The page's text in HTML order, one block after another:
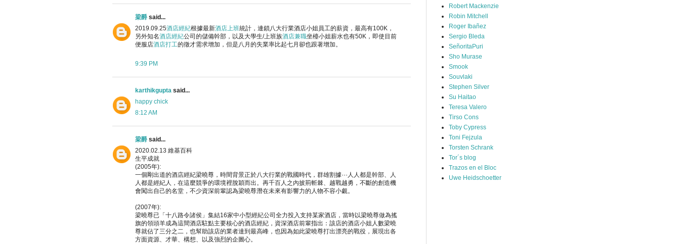
梁爵 said...
2019.09.25酒店經紀根據最新酒店上班統計，連鎖八大行業酒店小姐員工的薪資，最高有100K，
另外知名酒店經紀公司的儲備幹部，以及大學生/上班族酒店兼職坐檯小姐薪水也有50K，即使目前
便服店酒店打工的徵才需求增加，但是八月的失業率比起七月卻也跟著增加。
9:39 PM
karthikgupta said...
happy chick
8:12 AM
梁爵 said...
2020.02.13 維基百科
生平成就
(2005年):
一個剛出道的酒店經紀梁曉尊，時間背景正於八大行業的戰國時代，群雄割據⋯人人都是幹部、人
人都是經紀人，在這麼競爭的環境裡脫穎而出。再千百人之內披荊斬棘、越戰越勇，不斷的創造機
會闖出自己的名堂，不少資深前輩認為梁曉尊潛在未來有影響力的人物不容小覷。
(2007年):
梁曉尊已「十八路令諸侯」集結16家中小型經紀公司全力投入支持某家酒店，當時以梁曉尊做為搖
旗的領頭羊成為這間酒店駐點主要核心的酒店經紀，資深酒店前輩指出：該店的酒店小姐人數梁曉
尊就佔了三分之二，也幫助該店的業者達到最高峰，也因為如此梁曉尊打出漂亮的戰役，展現出各
方面資源、才華、構想、以及強烈的企圖心。
Robert Mackenzie
Robin Mitchell
Roger Ibañez
Sergio Bleda
SeñoritaPuri
Sho Murase
Smook
Souvlaki
Stephen Silver
Su Haitao
Teresa Valero
Tirso Cons
Toby Cypress
Toni Fejzula
Torsten Schrank
Tor´s blog
Trazos en el Bloc
Uwe Heidschoetter